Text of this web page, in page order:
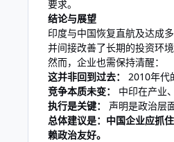
要求。
结论与展望
印度与中国恢复直航及达成
并间接改善了长期的投资环境
然而，企业也需保持清醒：
这并非回到过去：
2010年代
竞争本质未变：
中印在产业
执行是关键：
声明是政治层
总体建议是：中国企业应抓
赖政治友好。